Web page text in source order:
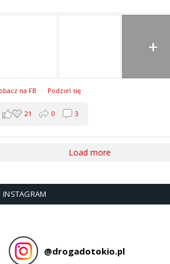
+
na FB · Podziel się
21 0 3
Load more
INSTAGRAM
@drogadotokio.pl